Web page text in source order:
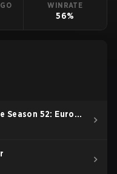
WINRATE
56%
Season 52: Europe